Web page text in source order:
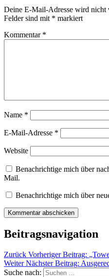
Deine E-Mail-Adresse wird nicht
Felder sind mit * markiert
Kommentar *
Name *
E-Mail-Adresse *
Website
Benachrichtige mich über
Mail.
Benachrichtige mich über
Beitragsnavigation
Zurück Vorheriger Beitrag:
Weiter Nächster Beitrag:
Suche nach: